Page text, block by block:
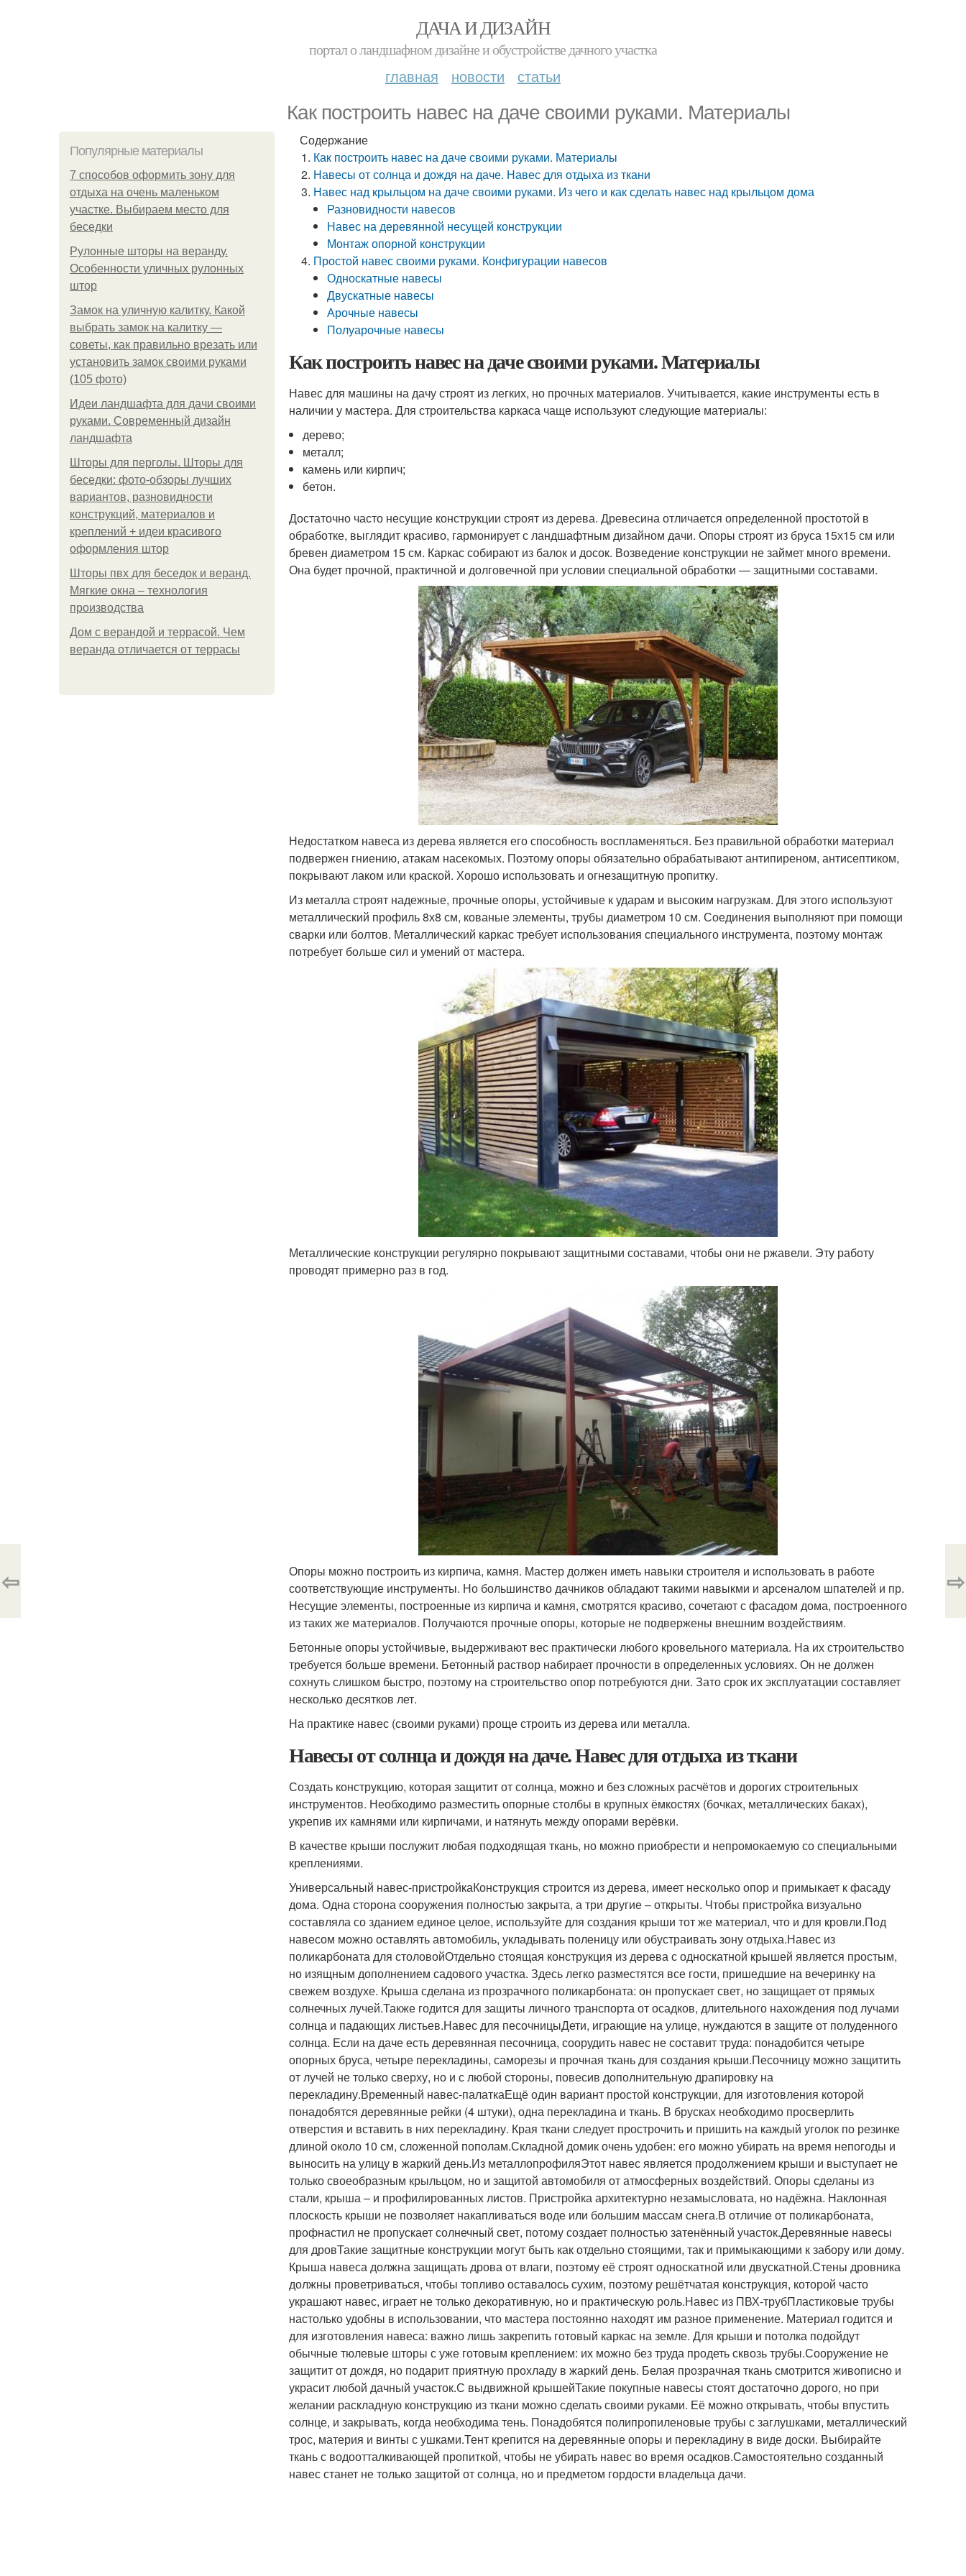
ДАЧА И ДИЗАЙН
портал о ландшафном дизайне и обустройстве дачного участка
главная новости статьи
Как построить навес на даче своими руками. Материалы
Популярные материалы
7 способов оформить зону для
отдыха на очень маленьком
участке. Выбираем место для
беседки
Рулонные шторы на веранду.
Особенности уличных рулонных
штор
Замок на уличную калитку. Какой
выбрать замок на калитку —
советы, как правильно врезать или
установить замок своими руками
(105 фото)
Идеи ландшафта для дачи своими
руками. Современный дизайн
ландшафта
Шторы для перголы. Шторы для
беседки: фото-обзоры лучших
вариантов, разновидности
конструкций, материалов и
креплений + идеи красивого
оформления штор
Шторы пвх для беседок и веранд.
Мягкие окна – технология
производства
Дом с верандой и террасой. Чем
веранда отличается от террасы
Содержание
Как построить навес на даче своими руками. Материалы
Навесы от солнца и дождя на даче. Навес для отдыха из ткани
Навес над крыльцом на даче своими руками. Из чего и как сделать навес над крыльцом дома
Разновидности навесов
Навес на деревянной несущей конструкции
Монтаж опорной конструкции
Простой навес своими руками. Конфигурации навесов
Односкатные навесы
Двускатные навесы
Арочные навесы
Полуарочные навесы
Как построить навес на даче своими руками. Материалы
Навес для машины на дачу строят из легких, но прочных материалов. Учитывается, какие инструменты есть в
наличии у мастера. Для строительства каркаса чаще используют следующие материалы:
дерево;
металл;
камень или кирпич;
бетон.
Достаточно часто несущие конструкции строят из дерева. Древесина отличается определенной простотой в
обработке, выглядит красиво, гармонирует с ландшафтным дизайном дачи. Опоры строят из бруса 15х15 см или
бревен диаметром 15 см. Каркас собирают из балок и досок. Возведение конструкции не займет много времени.
Она будет прочной, практичной и долговечной при условии специальной обработки — защитными составами.
Недостатком навеса из дерева является его способность воспламеняться. Без правильной обработки материал
подвержен гниению, атакам насекомых. Поэтому опоры обязательно обрабатывают антипиреном, антисептиком,
покрывают лаком или краской. Хорошо использовать и огнезащитную пропитку.
Из металла строят надежные, прочные опоры, устойчивые к ударам и высоким нагрузкам. Для этого используют
металлический профиль 8х8 см, кованые элементы, трубы диаметром 10 см. Соединения выполняют при помощи
сварки или болтов. Металлический каркас требует использования специального инструмента, поэтому монтаж
потребует больше сил и умений от мастера.
Металлические конструкции регулярно покрывают защитными составами, чтобы они не ржавели. Эту работу
проводят примерно раз в год.
Опоры можно построить из кирпича, камня. Мастер должен иметь навыки строителя и использовать в работе
соответствующие инструменты. Но большинство дачников обладают такими навыкми и арсеналом шпателей и пр.
Несущие элементы, построенные из кирпича и камня, смотрятся красиво, сочетают с фасадом дома, построенного
из таких же материалов. Получаются прочные опоры, которые не подвержены внешним воздействиям.
Бетонные опоры устойчивые, выдерживают вес практически любого кровельного материала. На их строительство
требуется больше времени. Бетонный раствор набирает прочности в определенных условиях. Он не должен
сохнуть слишком быстро, поэтому на строительство опор потребуются дни. Зато срок их эксплуатации составляет
несколько десятков лет.
На практике навес (своими руками) проще строить из дерева или металла.
Навесы от солнца и дождя на даче. Навес для отдыха из ткани
Создать конструкцию, которая защитит от солнца, можно и без сложных расчётов и дорогих строительных
инструментов. Необходимо разместить опорные столбы в крупных ёмкостях (бочках, металлических баках),
укрепив их камнями или кирпичами, и натянуть между опорами верёвки.
В качестве крыши послужит любая подходящая ткань, но можно приобрести и непромокаемую со специальными
креплениями.
Универсальный навес-пристройкаКонструкция строится из дерева, имеет несколько опор и примыкает к фасаду
дома. Одна сторона сооружения полностью закрыта, а три другие – открыты. Чтобы пристройка визуально
составляла со зданием единое целое, используйте для создания крыши тот же материал, что и для кровли.Под
навесом можно оставлять автомобиль, укладывать поленицу или обустраивать зону отдыха.Навес из
поликарбоната для столовойОтдельно стоящая конструкция из дерева с односкатной крышей является простым,
но изящным дополнением садового участка. Здесь легко разместятся все гости, пришедшие на вечеринку на
свежем воздухе. Крыша сделана из прозрачного поликарбоната: он пропускает свет, но защищает от прямых
солнечных лучей.Также годится для защиты личного транспорта от осадков, длительного нахождения под лучами
солнца и падающих листьев.Навес для песочницыДети, играющие на улице, нуждаются в защите от полуденного
солнца. Если на даче есть деревянная песочница, соорудить навес не составит труда: понадобится четыре
опорных бруса, четыре перекладины, саморезы и прочная ткань для создания крыши.Песочницу можно защитить
от лучей не только сверху, но и с любой стороны, повесив дополнительную драпировку на
перекладину.Временный навес-палаткаЕщё один вариант простой конструкции, для изготовления которой
понадобятся деревянные рейки (4 штуки), одна перекладина и ткань. В брусках необходимо просверлить
отверстия и вставить в них перекладину. Края ткани следует прострочить и пришить на каждый уголок по резинке
длиной около 10 см, сложенной пополам.Складной домик очень удобен: его можно убирать на время непогоды и
выносить на улицу в жаркий день.Из металлопрофиляЭтот навес является продолжением крыши и выступает не
только своеобразным крыльцом, но и защитой автомобиля от атмосферных воздействий. Опоры сделаны из
стали, крыша – и профилированных листов. Пристройка архитектурно незамысловата, но надёжна. Наклонная
плоскость крыши не позволяет накапливаться воде или большим массам снега.В отличие от поликарбоната,
профнастил не пропускает солнечный свет, потому создает полностью затенённый участок.Деревянные навесы
для дровТакие защитные конструкции могут быть как отдельно стоящими, так и примыкающими к забору или дому.
Крыша навеса должна защищать дрова от влаги, поэтому её строят односкатной или двускатной.Стены дровника
должны проветриваться, чтобы топливо оставалось сухим, поэтому решётчатая конструкция, которой часто
украшают навес, играет не только декоративную, но и практическую роль.Навес из ПВХ-трубПластиковые трубы
настолько удобны в использовании, что мастера постоянно находят им разное применение. Материал годится и
для изготовления навеса: важно лишь закрепить готовый каркас на земле. Для крыши и потолка подойдут
обычные тюлевые шторы с уже готовым креплением: их можно без труда продеть сквозь трубы.Сооружение не
защитит от дождя, но подарит приятную прохладу в жаркий день. Белая прозрачная ткань смотрится живописно и
украсит любой дачный участок.С выдвижной крышейТакие покупные навесы стоят достаточно дорого, но при
желании раскладную конструкцию из ткани можно сделать своими руками. Её можно открывать, чтобы впустить
солнце, и закрывать, когда необходима тень. Понадобятся полипропиленовые трубы с заглушками, металлический
трос, материя и винты с ушками.Тент крепится на деревянные опоры и перекладину в виде доски. Выбирайте
ткань с водоотталкивающей пропиткой, чтобы не убирать навес во время осадков.Самостоятельно созданный
навес станет не только защитой от солнца, но и предметом гордости владельца дачи.
⇦ ⇨